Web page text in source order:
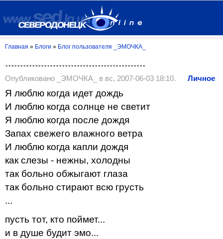
Главная » Блоги » Блог пользователя _ЭМОЧКА_
...............................................
Опубликовано _ЭМОЧКА_ в вс, 2007-06-03 18:10. Личное
Я люблю когда идет дождь
И люблю когда солнце не светит
Я люблю когда после дождя
Запах свежего влажного ветра
И люблю когда капли дождя
как слезы - нежны, холодны
так больно обжыгают глаза
так больно стирают всю грусть
...
пусть тот, кто поймет...
и в душе будит эмо...